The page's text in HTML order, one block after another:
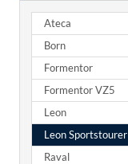
Ateca
Born
Formentor
Formentor VZ5
Leon
Leon Sportstourer
Raval